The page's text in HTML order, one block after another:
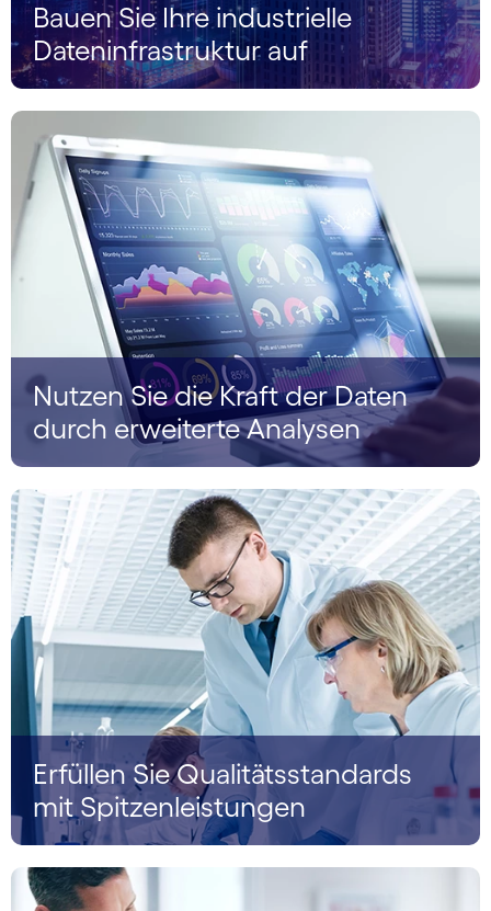
Bauen Sie Ihre industrielle
Dateninfrastruktur auf
Nutzen Sie die Kraft der Daten
durch erweiterte Analysen
Erfüllen Sie Qualitätsstandards
mit Spitzenleistungen